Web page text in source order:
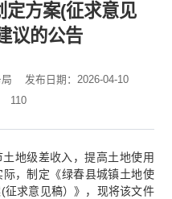
定方案(征求意见
议的公告
发布日期：2026-04-10
110
地级差收入，提高土地使用
，制定《绿春县城镇土地使
征求意见稿）》，现将该文件